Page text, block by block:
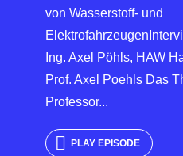
von Wasserstoff- und
Ing. Axel Pöhls, HAW
Prof. Axel Poehls Das
Professor...
PLAY EPISODE